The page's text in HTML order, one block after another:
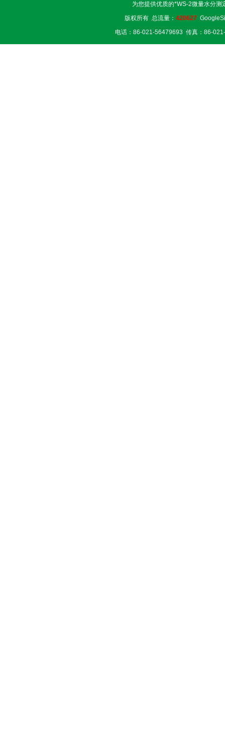
为您提供优质的*WS-2微量水分
版权所有 总流量： 420627
电话：86-021-56479693 传真：86-